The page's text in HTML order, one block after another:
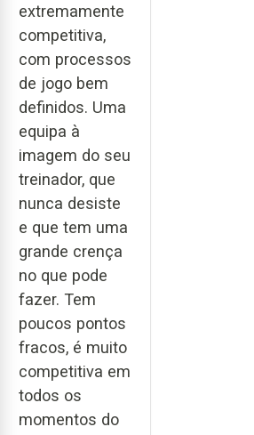
extremamente
competitiva,
com processos
de jogo bem
definidos. Uma
equipa à
imagem do seu
treinador, que
nunca desiste
e que tem uma
grande crença
no que pode
fazer. Tem
poucos pontos
fracos, é muito
competitiva em
todos os
momentos do